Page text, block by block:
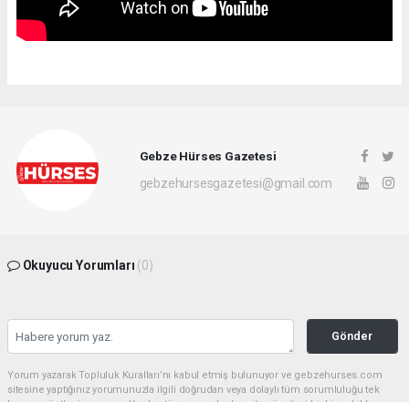
Gebze Hürses Gazetesi
gebzehursesgazetesi@gmail.com
Okuyucu Yorumları (0)
Gönder
Yorum yazarak Topluluk Kuralları’nı kabul etmiş bulunuyor ve gebzehurses.com
sitesine yaptığınız yorumunuzla ilgili doğrudan veya dolaylı tüm sorumluluğu tek